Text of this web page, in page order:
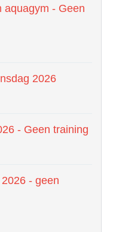
aquagym - Geen
2026
- Geen training
- geen